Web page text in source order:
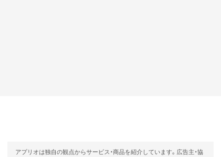
アプリオは独自の観点からサービス・商品を紹介しています。広告主・協